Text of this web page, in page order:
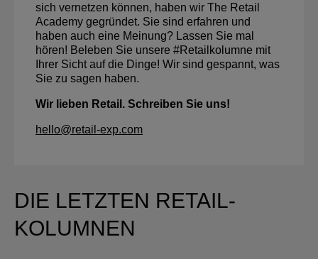
sich vernetzen können, haben wir The Retail
Academy gegründet. Sie sind erfahren und
haben auch eine Meinung? Lassen Sie mal
hören! Beleben Sie unsere #Retailkolumne mit
Ihrer Sicht auf die Dinge! Wir sind gespannt, was
Sie zu sagen haben.
Wir lieben Retail. Schreiben Sie uns!
hello@retail-exp.com
DIE LETZTEN RETAIL-
KOLUMNEN